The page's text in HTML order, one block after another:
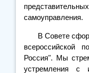
самоуправления.
В Совете
всероссийской
Россия". Мы
устремления с